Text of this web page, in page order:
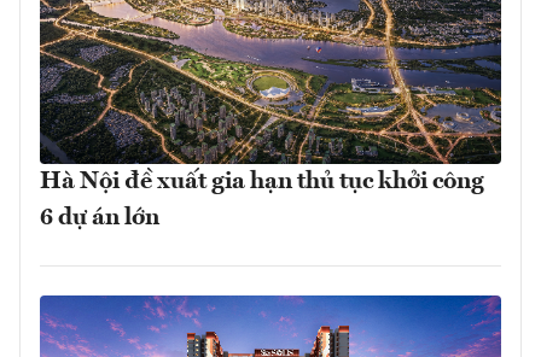
Hà Nội đề xuất gia hạn thủ tục khởi công
6 dự án lớn